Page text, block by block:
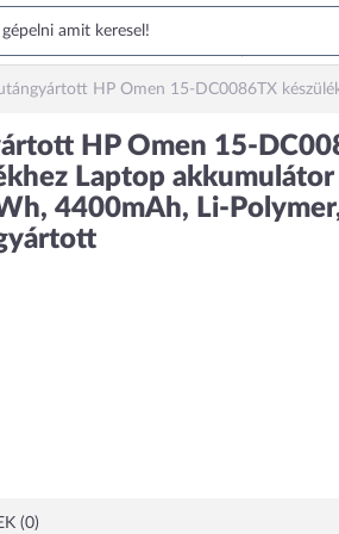
HP Omen 15-DC0086TX
HP Omen 15-
Laptop
4400mAh, Li-
(0)